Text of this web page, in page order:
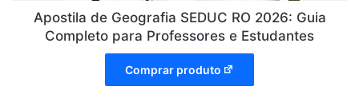
Apostila de Geografia SEDUC RO 2026: Guia
Completo para Professores e Estudantes
Comprar produto